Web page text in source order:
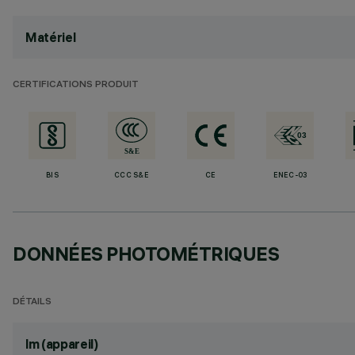
Matériel
CERTIFICATIONS PRODUIT
BIS CCC S&E CE ENEC-03
DONNÉES PHOTOMÉTRIQUES
DÉTAILS
lm (appareil)